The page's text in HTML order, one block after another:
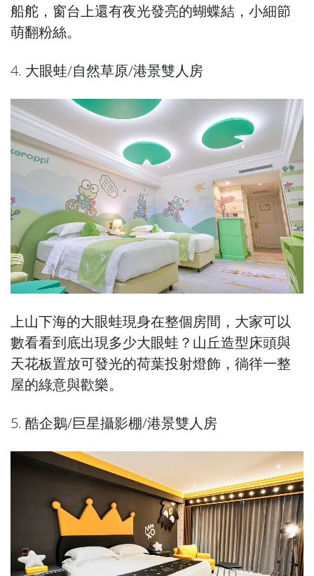
船舵，窗台上還有夜光發亮的蝴蝶結，小細節
萌翻粉絲。
4. 大眼蛙/自然草原/港景雙人房
上山下海的大眼蛙現身在整個房間，大家可以
數看看到底出現多少大眼蛙？山丘造型床頭與
天花板置放可發光的荷葉投射燈飾，徜徉一整
屋的綠意與歡樂。
5. 酷企鵝/巨星攝影棚/港景雙人房